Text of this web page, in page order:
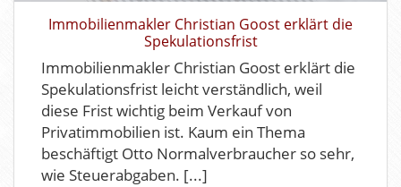
Immobilienmakler Christian Goost erklärt die
Spekulationsfrist
Immobilienmakler Christian Goost erklärt die
Spekulationsfrist leicht verständlich, weil
diese Frist wichtig beim Verkauf von
Privatimmobilien ist. Kaum ein Thema
beschäftigt Otto Normalverbraucher so sehr,
wie Steuerabgaben. [...]